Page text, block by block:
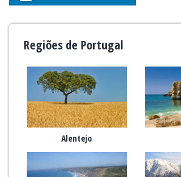
Regiões de Portugal
Alentejo